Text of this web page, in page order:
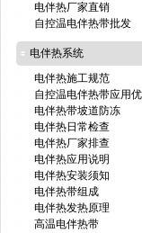
电伴热厂家直销
自控温电伴热带批发
电伴热系统
电伴热施工规范
自控温电伴热带应用
电伴热带坡道防冻
电伴热日常检查
电伴热厂家排查
电伴热应用说明
电伴热安装须知
电伴热带组成
电伴热发热原理
高温电伴热带